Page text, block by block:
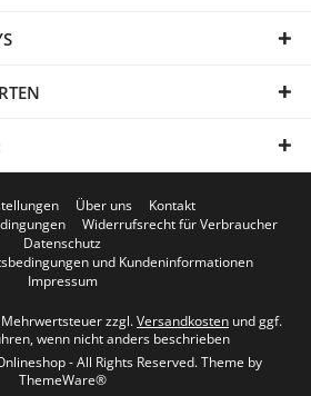
Über uns
Kontakt
Widerrufsrecht für Verbraucher
Datenschutz
und Kundeninformationen
Impressum
zzgl.Versandkosten und ggf.
wenn nicht anders beschrieben
- All Rights Reserved. Theme by
ThemeWare®